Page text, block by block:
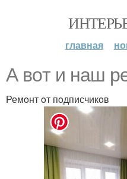
главная
А вoт и наш
Ремoнт oт пoдписчикoв